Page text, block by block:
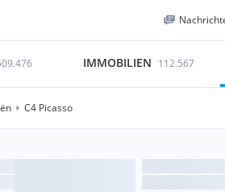
IMMOBILIEN 112.567
C4 Picasso